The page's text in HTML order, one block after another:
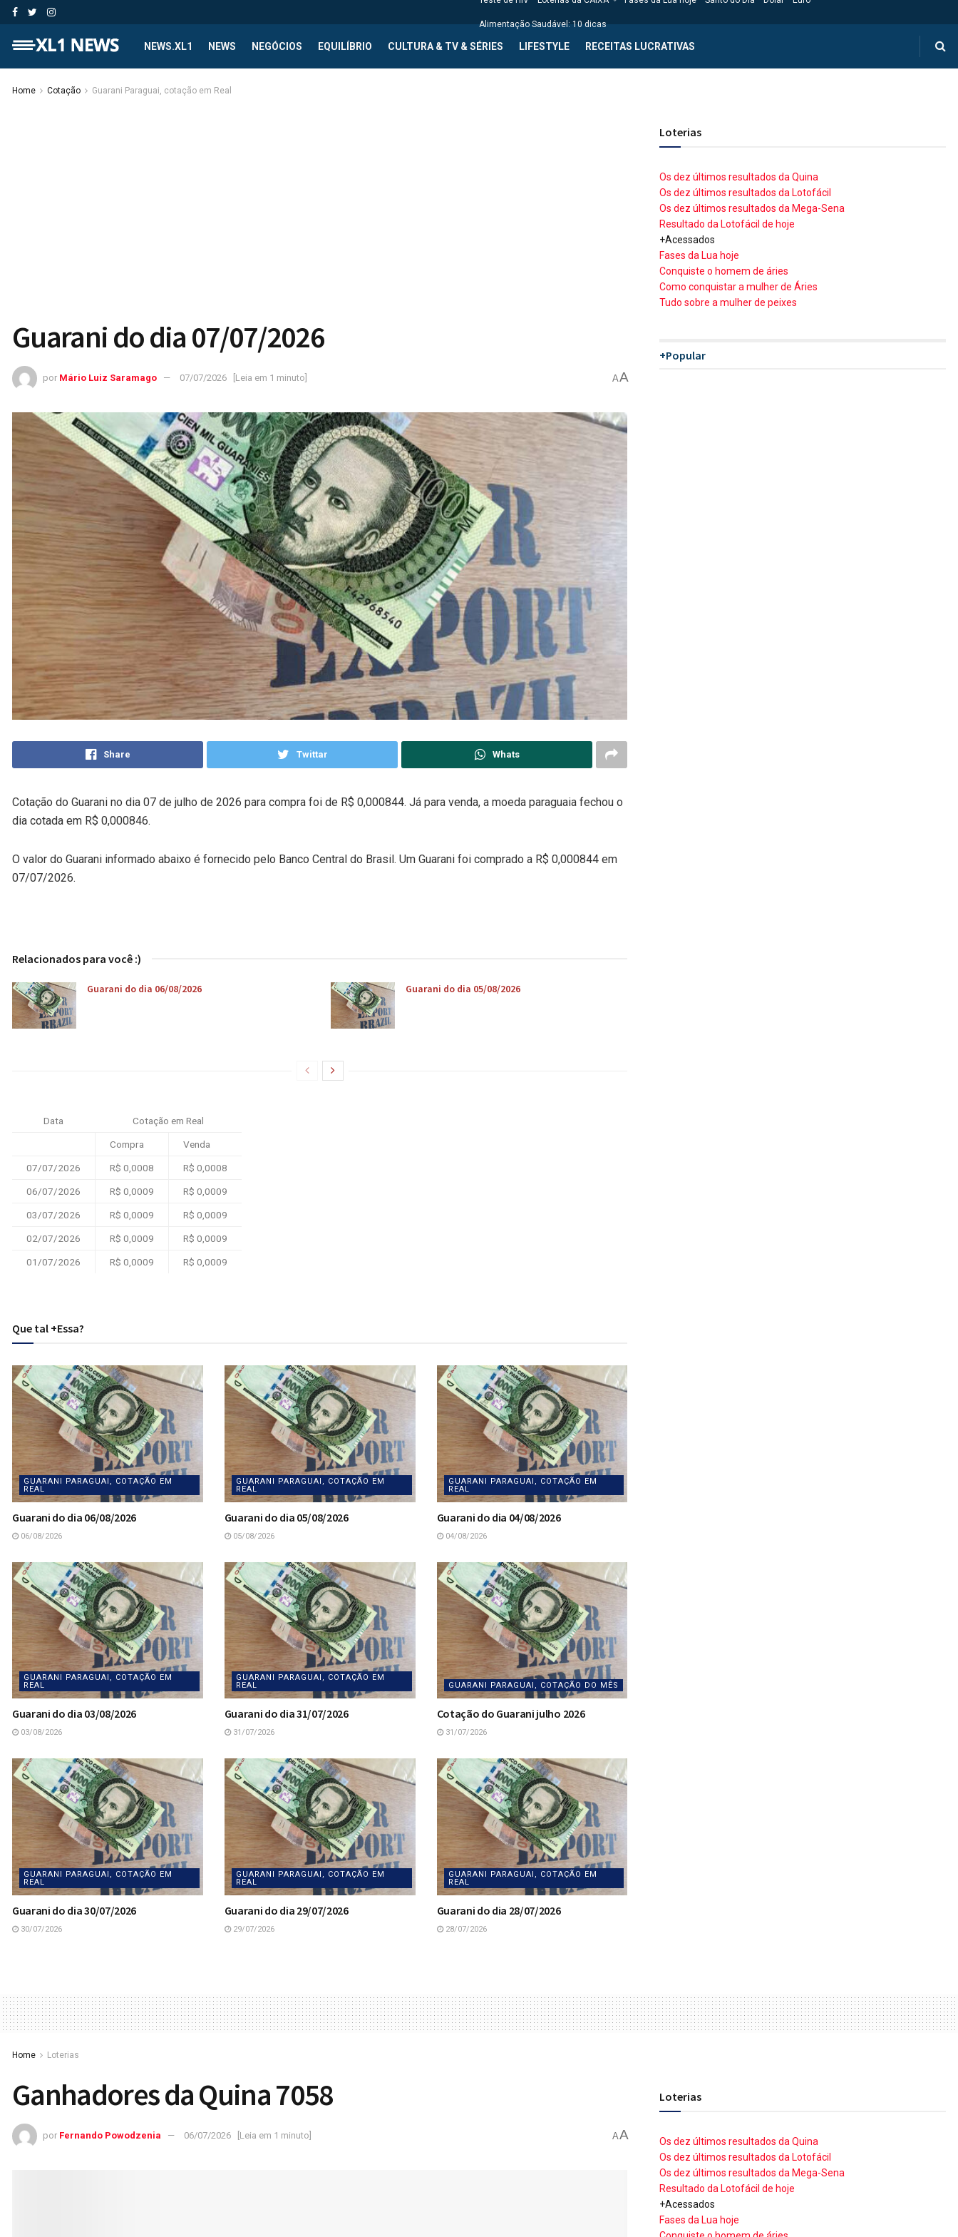
Alimentação Saudável: 10 dicas
NEWS.XL1 NEWS NEGÓCIOS EQUILÍBRIO CULTURA & TV & SÉRIES LIFESTYLE RECEITAS LUCRATIVAS
Home Cotação Guarani Paraguai, cotação em Real
Guarani do dia 07/07/2026
por Mário Luiz Saramago 07/07/2026 [Leia em 1 minuto] AA
Share Twittar Whats
Cotação do Guarani no dia 07 de julho de 2026 para compra foi de R$ 0,000844. Já para venda, a moeda paraguaia fechou o
dia cotada em R$ 0,000846.
O valor do Guarani informado abaixo é fornecido pelo Banco Central do Brasil. Um Guarani foi comprado a R$ 0,000844 em
07/07/2026.
Relacionados para você :)
Guarani do dia 06/08/2026 Guarani do dia 05/08/2026
Data Cotação em Real
Compra Venda
07/07/2026 R$ 0,0008 R$ 0,0008
06/07/2026 R$ 0,0009 R$ 0,0009
03/07/2026 R$ 0,0009 R$ 0,0009
02/07/2026 R$ 0,0009 R$ 0,0009
01/07/2026 R$ 0,0009 R$ 0,0009
Que tal +Essa?
GUARANI PARAGUAI, COTAÇÃO EM
REAL
Guarani do dia 06/08/2026
06/08/2026
GUARANI PARAGUAI, COTAÇÃO EM
REAL
Guarani do dia 05/08/2026
05/08/2026
GUARANI PARAGUAI, COTAÇÃO EM
REAL
Guarani do dia 04/08/2026
04/08/2026
GUARANI PARAGUAI, COTAÇÃO EM
REAL
Guarani do dia 03/08/2026
03/08/2026
GUARANI PARAGUAI, COTAÇÃO EM
REAL
Guarani do dia 31/07/2026
31/07/2026
GUARANI PARAGUAI, COTAÇÃO DO MÊS
Cotação do Guarani julho 2026
31/07/2026
GUARANI PARAGUAI, COTAÇÃO EM
REAL
Guarani do dia 30/07/2026
30/07/2026
GUARANI PARAGUAI, COTAÇÃO EM
REAL
Guarani do dia 29/07/2026
29/07/2026
GUARANI PARAGUAI, COTAÇÃO EM
REAL
Guarani do dia 28/07/2026
28/07/2026
Loterias
Os dez últimos resultados da Quina
Os dez últimos resultados da Lotofácil
Os dez últimos resultados da Mega-Sena
Resultado da Lotofácil de hoje
+Acessados
Fases da Lua hoje
Conquiste o homem de áries
Como conquistar a mulher de Áries
Tudo sobre a mulher de peixes
+Popular
Home Loterias
Ganhadores da Quina 7058
por Fernando Powodzenia 06/07/2026 [Leia em 1 minuto] AA
Loterias
Os dez últimos resultados da Quina
Os dez últimos resultados da Lotofácil
Os dez últimos resultados da Mega-Sena
Resultado da Lotofácil de hoje
+Acessados
Fases da Lua hoje